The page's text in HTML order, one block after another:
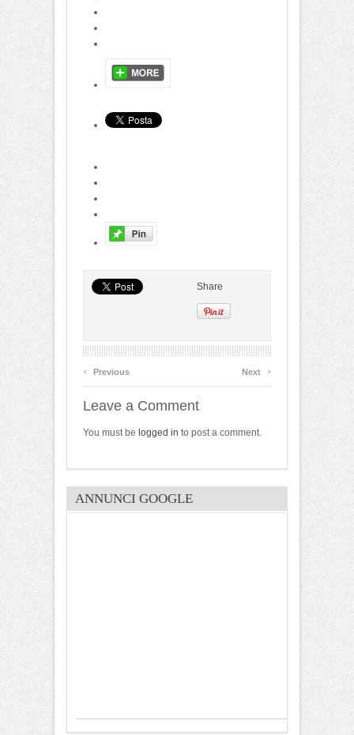
Share
‹ Previous Next ›
Leave a Comment
You must be logged in to post a comment.
ANNUNCI GOOGLE